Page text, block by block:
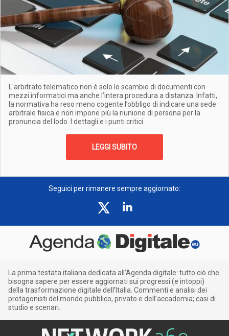
L'arbitrato telematico non è solo lo scambio di documenti con
mezzi informatici ma anche l’intera procedura a distanza. Infatti,
la normativa ha reso meno cogente l’obbligo di indicare una sede
arbitrale fisica e non impone più la riunione di persona per la
pronuncia del lodo. I dettagli e i punti critici
LEGGI SUBITO
Seguici per rimanere sempre aggiornato:
La prima testata italiana dedicata all’Agenda digitale: tutto ciò che
bisogna sapere per essere aggiornati sui progressi (e intoppi)
della trasformazione digitale dell’Italia. Commenti e analisi dei
protagonisti del mondo pubblico, privato e dell’accademia; casi di
studio e scenari.